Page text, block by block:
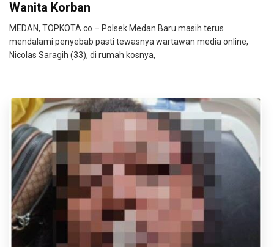
Wanita Korban
MEDAN, TOPKOTA.co – Polsek Medan Baru masih terus
mendalami penyebab pasti tewasnya wartawan media online,
Nicolas Saragih (33), di rumah kosnya,